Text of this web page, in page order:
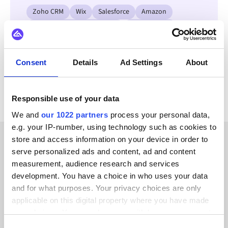
Consent Details Ad Settings About
Responsible use of your data
We and our 1022 partners process your personal data,
e.g. your IP-number, using technology such as cookies to
store and access information on your device in order to
serve personalized ads and content, ad and content
measurement, audience research and services
development. You have a choice in who uses your data
and for what purposes. Your privacy choices are only
applicable on this digital property where you have made
your choices. You can change or withdraw your consent
Zoho CRM Wix Salesforce
Amazon
Se alla Ansi-integrationer
KUNDBERÄTTELSER
Discover why our customers
keep coming back